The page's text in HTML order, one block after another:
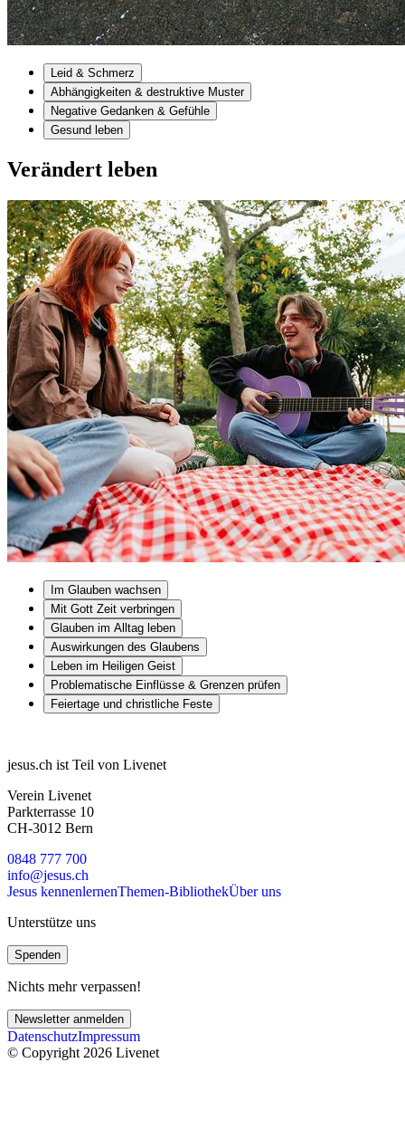
Leid & Schmerz
Abhängigkeiten & destruktive Muster
Negative Gedanken & Gefühle
Gesund leben
Verändert leben
Im Glauben wachsen
Mit Gott Zeit verbringen
Glauben im Alltag leben
Auswirkungen des Glaubens
Leben im Heiligen Geist
Problematische Einflüsse & Grenzen prüfen
Feiertage und christliche Feste
jesus.ch ist Teil von Livenet
Verein Livenet
Parkterrasse 10
CH-3012 Bern
0848 777 700
info@jesus.ch
Jesus kennenlernenThemen-BibliothekÜber uns
Unterstütze uns
Spenden
Nichts mehr verpassen!
Newsletter anmelden
DatenschutzImpressum
© Copyright 2026 Livenet